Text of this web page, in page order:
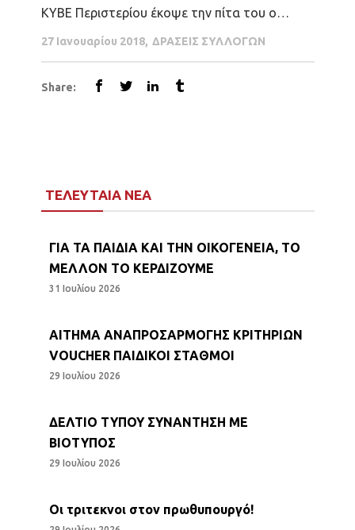
ΚΥΒΕ Περιστερίου έκοψε την πίτα του ο
Σύλλογος Τριτέκνων Περιστερίου και Δυτικού
παράσταση απ’ την ομάδα
27 Ιανουαρίου 2018 ΔΡΑΣΕΙΣ ΣΥΛΛΟΓΩΝ
Share:
ΤΕΛΕΥΤΑΙΑ ΝΕΑ
ΓΙΑ ΤΑ ΠΑΙΔΙΑ ΚΑΙ ΤΗΝ ΟΙΚΟΓΕΝΕΙΑ, ΤΟ
ΜΕΛΛΟΝ ΤΟ ΚΕΡΔΙΖΟΥΜΕ
31 Ιουλίου 2026
ΑΙΤΗΜΑ ΑΝΑΠΡΟΣΑΡΜΟΓΗΣ ΚΡΙΤΗΡΙΩΝ
VOUCHER ΠΑΙΔΙΚΟΙ ΣΤΑΘΜΟΙ
29 Ιουλίου 2026
ΔΕΛΤΙΟ ΤΥΠΟΥ ΣΥΝΑΝΤΗΣΗ ΜΕ
ΒΙΟΤΥΠΟΣ
29 Ιουλίου 2026
Οι τριτεκνοι στον πρωθυπουργό!